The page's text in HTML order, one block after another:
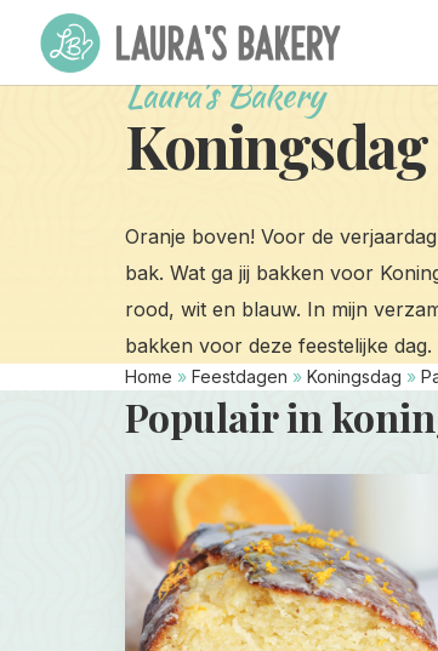
Laura's Bakery
Koningsdag
Oranje boven! Voor de
bak. Wat ga jij bakken voor
rood, wit en blauw. In mijn
bakken voor deze feestelijke dag.
Home » Feestdagen » Koningsdag »
Populair in
Read
more
about
Sinaasappelcake
met
yoghurt